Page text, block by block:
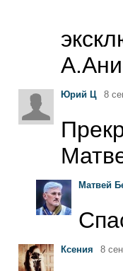
Юрий Ц 8
Матвей
Ксения 8